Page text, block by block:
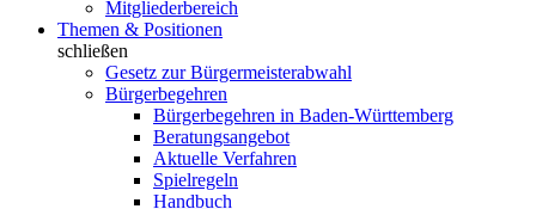
Mitgliederbereich
Themen & Positionen
schließen
Gesetz zur Bürgermeisterabwahl
Bürgerbegehren
Bürgerbegehren in Baden-Württemberg
Beratungsangebot
Aktuelle Verfahren
Spielregeln
Handbuch